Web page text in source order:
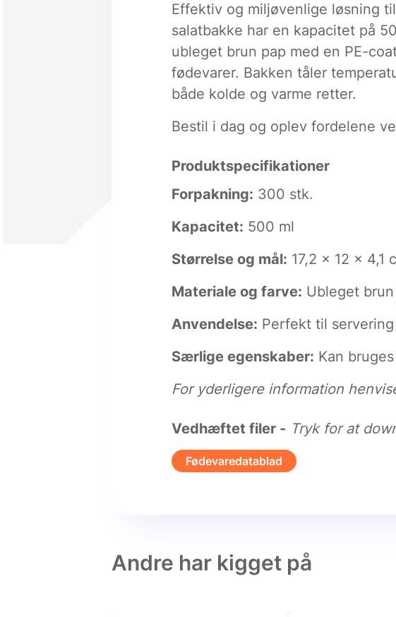
Effektiv og miljøvenlige løsning
salatbakke har en kapacitet på
ubleget brun pap med en PE-
fødevarer. Bakken tåler
både kolde og varme retter.
Bestil i dag og oplev fordelene
Produktspecifikationer
Forpakning: 300 stk.
Kapacitet: 500 ml
Størrelse og mål: 17,2 x 12 x 4,1
Materiale og farve: Ubleget
Anvendelse: Perfekt til
Særlige egenskaber: Kan
For yderligere information
Vedhæftet filer - Tryk for at
Fødevaredatablad
Andre har kigget på